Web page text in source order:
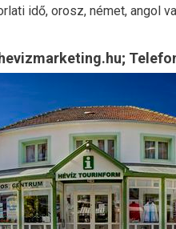
idő, orosz, német, angol